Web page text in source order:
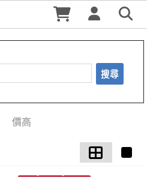
時裳韓風
搜尋
價高